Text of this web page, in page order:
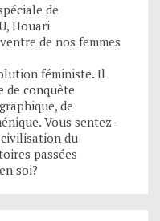
de
Houari
de nos femmes
féministe. Il
de conquête
de
Vous sentez-
civilisation du
passées
soi?